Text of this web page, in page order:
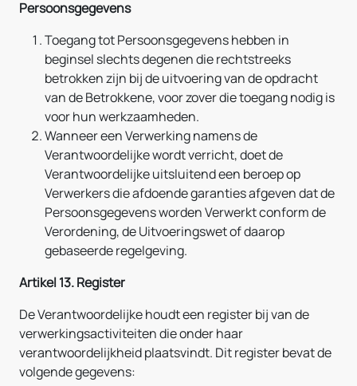
Persoonsgegevens
Toegang tot Persoonsgegevens hebben in
beginsel slechts degenen die rechtstreeks
betrokken zijn bij de uitvoering van de opdracht
van de Betrokkene, voor zover die toegang nodig is
voor hun werkzaamheden.
Wanneer een Verwerking namens de
Verantwoordelijke wordt verricht, doet de
Verantwoordelijke uitsluitend een beroep op
Verwerkers die afdoende garanties afgeven dat de
Persoonsgegevens worden Verwerkt conform de
Verordening, de Uitvoeringswet of daarop
gebaseerde regelgeving.
Artikel 13. Register
De Verantwoordelijke houdt een register bij van de
verwerkingsactiviteiten die onder haar
verantwoordelijkheid plaatsvindt. Dit register bevat de
volgende gegevens: